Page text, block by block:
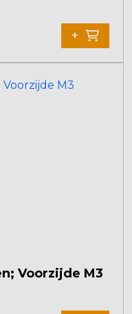
+
Voorzijde M3